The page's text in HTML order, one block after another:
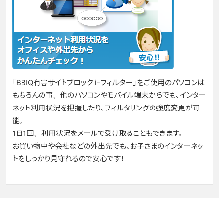
「BBIQ有害サイトブロック i-フィルター」をご使用のパソコンは
もちろんの事、他のパソコンやモバイル端末からでも、インター
ネット利用状況を把握したり、フィルタリングの強度変更が可
能。
1日1回、利用状況をメールで受け取ることもできます。
お買い物中や会社などの外出先でも、お子さまのインターネッ
トをしっかり見守れるので安心です！